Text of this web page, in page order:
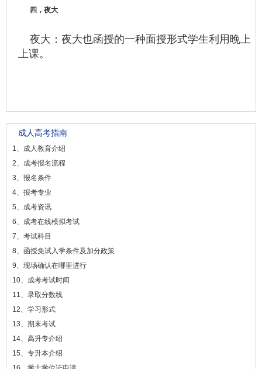
四，夜大
夜大：夜大也函授的一种面授形式学生利用晚上
上课。
成人高考指南
1、成人教育介绍
2、成考报名流程
3、报名条件
4、报考专业
5、成考资讯
6、成考在线模拟考试
7、考试科目
8、函授免试入学条件及加分政策
9、现场确认在哪里进行
10、成考考试时间
11、录取分数线
12、学习形式
13、期末考试
14、高升专介绍
15、专升本介绍